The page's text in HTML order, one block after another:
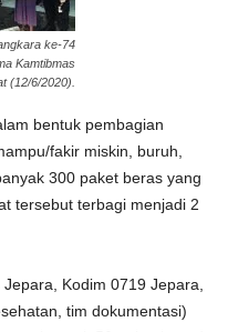
ke-74
Kamtibmas
(12/6/2020).
bentuk pembagian
fakir miskin, buruh,
300 paket beras yang
tersebut terbagi menjadi 2
Kodim 0719 Jepara,
tim dokumentasi)